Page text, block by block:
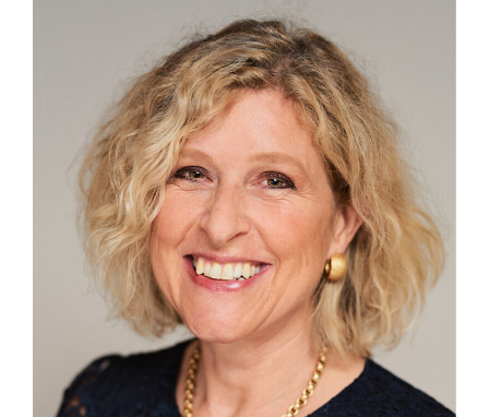
WAT WE DOEN
Engagement
Benchmarking
Kennisdeling
CONTACT
UITGEBREID ZOEKEN